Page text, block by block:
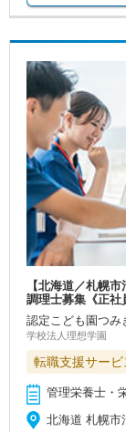
【北海道／札幌
調理士募集《正社
認定こども園つみ
学校法人理想学園
転職支援サービ
管理栄養士・
北海道 札幌市